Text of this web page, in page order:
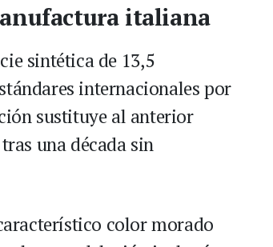
italiana
sintética de 13,5
internacionales por
sustituye al anterior
una década sin
color morado